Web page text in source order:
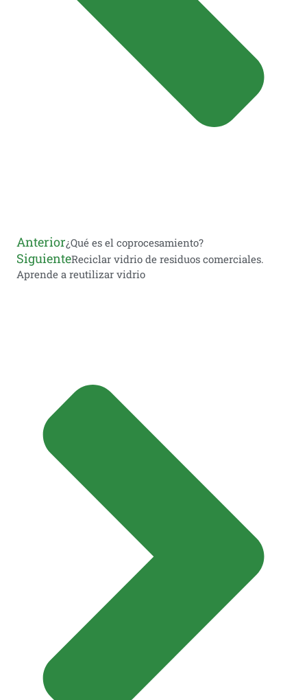
Anterior¿Qué es el coprocesamiento?
SiguienteReciclar vidrio de residuos comerciales.
Aprende a reutilizar vidrio